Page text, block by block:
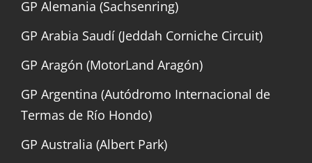
GP Alemania (Sachsenring)
GP Arabia Saudí (Jeddah Corniche Circuit)
GP Aragón (MotorLand Aragón)
GP Argentina (Autódromo Internacional de
Termas de Río Hondo)
GP Australia (Albert Park)